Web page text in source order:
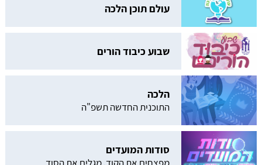
עולם תוכן הלכה
שבוע כיבוד הורים
הלכה
התוכנית החדשה תשפ"ה
סודות המועדים